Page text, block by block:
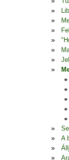
A